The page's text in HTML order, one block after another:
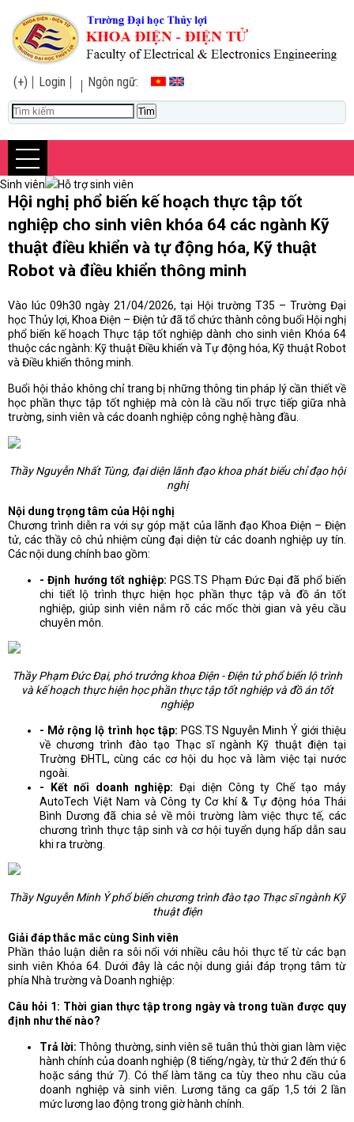
(+) Login Ngôn ngữ:
Sinh viên Hỗ trợ sinh viên
Hội nghị phổ biến kế hoạch thực tập tốt
nghiệp cho sinh viên khóa 64 các ngành Kỹ
thuật điều khiển và tự động hóa, Kỹ thuật
Robot và điều khiển thông minh
Vào lúc 09h30 ngày 21/04/2026, tại Hội trường T35 – Trường Đại
học Thủy lợi, Khoa Điện – Điện tử đã tổ chức thành công buổi Hội nghị
phổ biến kế hoạch Thực tập tốt nghiệp dành cho sinh viên Khóa 64
thuộc các ngành: Kỹ thuật Điều khiển và Tự động hóa, Kỹ thuật Robot
và Điều khiển thông minh.
Buổi hội thảo không chỉ trang bị những thông tin pháp lý cần thiết về
học phần thực tập tốt nghiệp mà còn là cầu nối trực tiếp giữa nhà
trường, sinh viên và các doanh nghiệp công nghệ hàng đầu.
Thầy Nguyễn Nhất Tùng, đại diện lãnh đạo khoa phát biểu chỉ đạo hội
nghị
Nội dung trọng tâm của Hội nghị
Chương trình diễn ra với sự góp mặt của lãnh đạo Khoa Điện – Điện
tử, các thầy cô chủ nhiệm cùng đại diện từ các doanh nghiệp uy tín.
Các nội dung chính bao gồm:
- Định hướng tốt nghiệp: PGS.TS Phạm Đức Đại đã phổ biến
chi tiết lộ trình thực hiện học phần thực tập và đồ án tốt
nghiệp, giúp sinh viên nắm rõ các mốc thời gian và yêu cầu
chuyên môn.
Thầy Phạm Đức Đại, phó trưởng khoa Điện - Điện tử phổ biến lộ trình
và kế hoạch thực hiện học phần thực tập tốt nghiệp và đồ án tốt
nghiệp
- Mở rộng lộ trình học tập: PGS.TS Nguyễn Minh Ý giới thiệu
về chương trình đào tạo Thạc sĩ ngành Kỹ thuật điện tại
Trường ĐHTL, cùng các cơ hội du học và làm việc tại nước
ngoài.
- Kết nối doanh nghiệp: Đại diện Công ty Chế tạo máy
AutoTech Việt Nam và Công ty Cơ khí & Tự động hóa Thái
Bình Dương đã chia sẻ về môi trường làm việc thực tế, các
chương trình thực tập sinh và cơ hội tuyển dụng hấp dẫn sau
khi ra trường.
Thầy Nguyễn Minh Ý phổ biến chương trình đào tạo Thạc sĩ ngành Kỹ
thuật điện
Giải đáp thắc mắc cùng Sinh viên
Phần thảo luận diễn ra sôi nổi với nhiều câu hỏi thực tế từ các bạn
sinh viên Khóa 64. Dưới đây là các nội dung giải đáp trọng tâm từ
phía Nhà trường và Doanh nghiệp:
Câu hỏi 1: Thời gian thực tập trong ngày và trong tuần được quy
định như thế nào?
Trả lời: Thông thường, sinh viên sẽ tuân thủ thời gian làm việc
hành chính của doanh nghiệp (8 tiếng/ngày, từ thứ 2 đến thứ 6
hoặc sáng thứ 7). Có thể làm tăng ca tùy theo nhu cầu của
doanh nghiệp và sinh viên. Lương tăng ca gấp 1,5 tới 2 lần
mức lương lao động trong giờ hành chính.